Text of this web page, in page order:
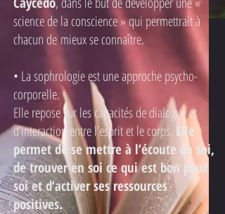
science de la conscience » qui permettrait à
chacun de mieux se connaître.
• La sophrologie est une approche psycho-
corporelle.
Elle repose sur les capacités de dialogue et
d’interaction entre l’esprit et le corps. Elle
permet de se mettre à l’écoute de soi,
de trouver en soi ce qui est bon pour
soi et d’activer ses ressources
positives.